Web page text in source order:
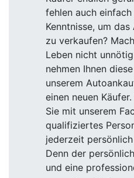
und eine
uns sehr wichtig.
So läuft
Vor dem Ankauf
Fahrzeug
– direkt vor Ort. Wir
Zustand des Autos
von technischen
wie hoch der Wert